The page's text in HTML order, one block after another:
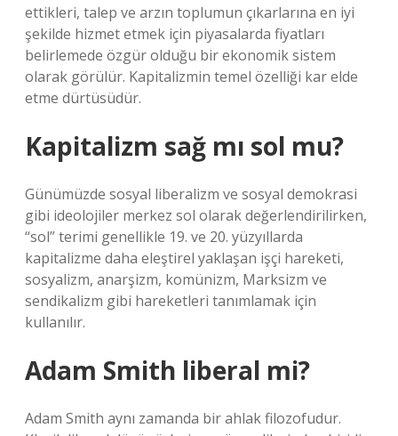
ettikleri, talep ve arzın toplumun çıkarlarına en iyi
şekilde hizmet etmek için piyasalarda fiyatları
belirlemede özgür olduğu bir ekonomik sistem
olarak görülür. Kapitalizmin temel özelliği kar elde
etme dürtüsüdür.
Kapitalizm sağ mı sol mu?
Günümüzde sosyal liberalizm ve sosyal demokrasi
gibi ideolojiler merkez sol olarak değerlendirilirken,
“sol” terimi genellikle 19. ve 20. yüzyıllarda
kapitalizme daha eleştirel yaklaşan işçi hareketi,
sosyalizm, anarşizm, komünizm, Marksizm ve
sendikalizm gibi hareketleri tanımlamak için
kullanılır.
Adam Smith liberal mi?
Adam Smith aynı zamanda bir ahlak filozofudur.